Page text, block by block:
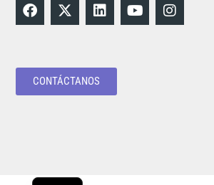
CONTÁCTANOS